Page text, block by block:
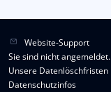
Website-Support
Sie sind nicht
Unsere Datenlöschfristen
Datenschutzinfos